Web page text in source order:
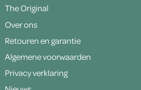
The Original
Over ons
Retouren en garantie
Algemene voorwaarden
Privacy verklaring